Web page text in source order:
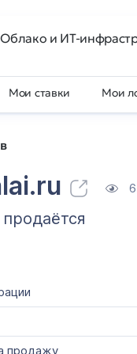
Облако и ИТ-
Мои ставки Мои
продажу